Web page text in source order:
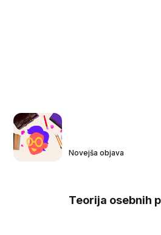
Novejša objava
Teorija osebnih